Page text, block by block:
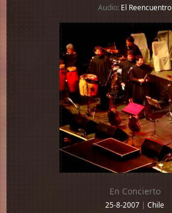
Audio:El Reencuentro
En Concierto
25-8-2007|Chile